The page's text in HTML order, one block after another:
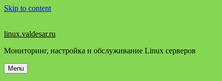
Skip to content
linux.valdesar.ru
Мониторинг, настройка и обслуживание Linux серверов
Menu